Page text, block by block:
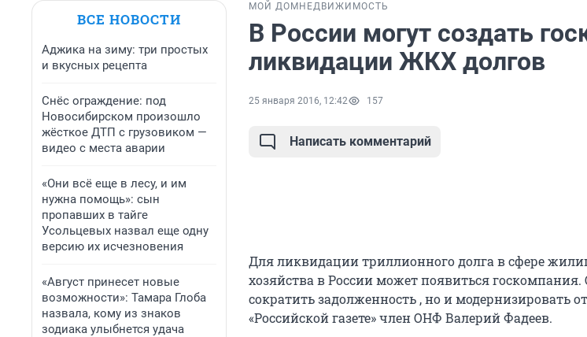
ВСЕ НОВОСТИ
Аджика на зиму: три простых
и вкусных рецепта
Снёс ограждение: под
Новосибирском произошло
жёсткое ДТП с грузовиком —
видео с места аварии
«Они всё еще в лесу, и им
нужна помощь»: сын
пропавших в тайге
Усольцевых назвал еще одну
версию их исчезновения
«Август принесет новые
возможности»: Тамара Глоба
назвала, кому из знаков
зодиака улыбнется удача
МОЙ ДОМ НЕДВИЖИМОСТЬ
В России могут создать
ликвидации ЖКХ долгов
25 января 2016, 12:42 157
Написать комментарий
Для ликвидации триллионного долга в сфере
хозяйства в России может появиться
сократить задолженность , но и модернизировать
«Российской газете» член ОНФ Валерий Фадеев.